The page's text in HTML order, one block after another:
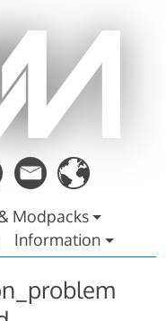
Modpacks
Information